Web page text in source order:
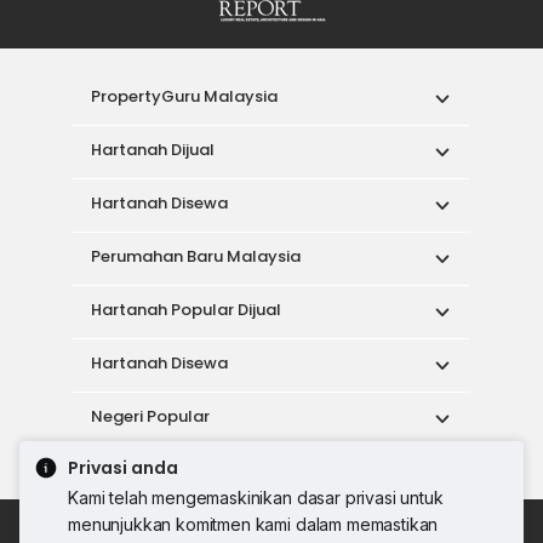
Privasi anda
Kami telah mengemaskinikan dasar privasi untuk
menunjukkan komitmen kami dalam memastikan
PropertyGuru Malaysia
Hartanah Dijual
Hartanah Disewa
Perumahan Baru Malaysia
Hartanah Popular Dijual
Hartanah Disewa
Negeri Popular
Alat
Dasar Penggunaan